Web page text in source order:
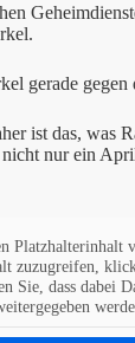
gerade gegen
ist das, was
nur ein
Platzhalterinhalt
zuzugreifen,
Sie, dass dabei